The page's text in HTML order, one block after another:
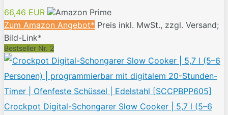
66,46 EUR
Zum Amazon Angebot* Preis inkl. MwSt., zzgl. Versand;
Bild-Link*
Bestseller Nr. 2
Crockpot Digital-Schongarer Slow Cooker | 5,7 l (5–6